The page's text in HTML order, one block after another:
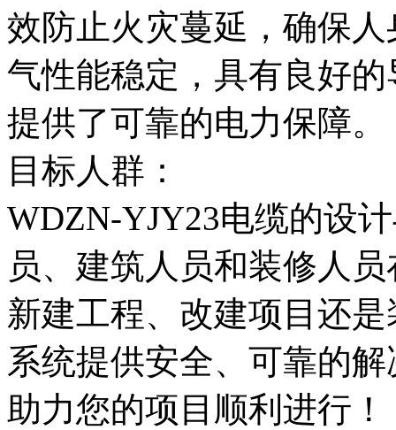
效防止火灾蔓延，确保
气性能稳定，具有良好
提供了可靠的电力保障。
目标人群：
WDZN-YJY23电缆的设
员、建筑人员和装修人
新建工程、改建项目还
系统提供安全、可靠的
助力您的项目顺利进行！